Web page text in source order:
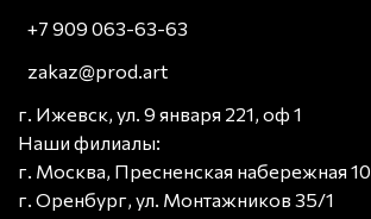
+7 909 063-63-63
zakaz@prod.art
г. Ижевск, ул. 9 января 221, оф 1
Наши филиалы:
г. Москва, Пресненская набережная 10
г. Оренбург, ул. Монтажников 35/1